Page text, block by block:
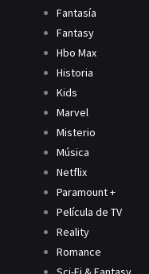
Fantasía
Fantasy
Hbo Max
Historia
Kids
Marvel
Misterio
Música
Netflix
Paramount +
Película de TV
Reality
Romance